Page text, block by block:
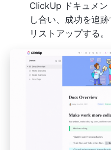
ClickUp ドキュメン
し合い、成功を追
リストアップする。